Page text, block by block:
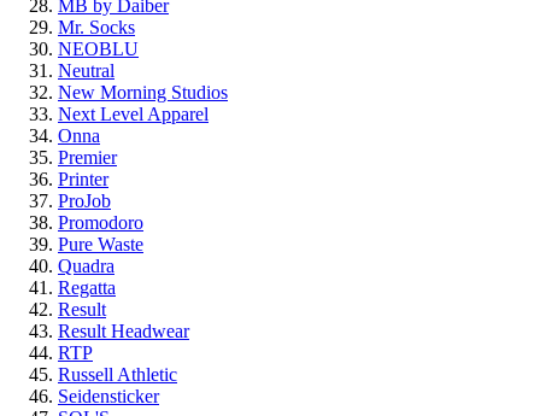
MB by Daiber
Mr. Socks
NEOBLU
Neutral
New Morning Studios
Next Level Apparel
Onna
Premier
Printer
ProJob
Promodoro
Pure Waste
Quadra
Regatta
Result
Result Headwear
RTP
Russell Athletic
Seidensticker